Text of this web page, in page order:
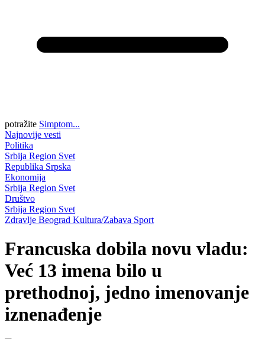
potražite Simptom...
Najnovije vesti
Politika
Srbija Region Svet
Republika Srpska
Ekonomija
Srbija Region Svet
Društvo
Srbija Region Svet
Zdravlje Beograd Kultura/Zabava Sport
Francuska dobila novu vladu:
Već 13 imena bilo u
prethodnoj, jedno imenovanje
iznenađenje